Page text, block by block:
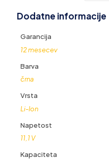
Dodatne informacije
Garancija
12 mesecev
Barva
črna
Vrsta
Li-Ion
Napetost
11,1 V
Kapaciteta